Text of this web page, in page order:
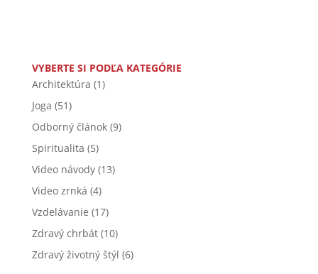
VYBERTE SI PODĽA KATEGÓRIE
Architektúra (1)
Joga (51)
Odborný článok(9)
Spiritualita (5)
Video návody(13)
Video zrnká (4)
Vzdelávanie (17)
Zdravý chrbát(10)
Zdravý životný štýl (6)